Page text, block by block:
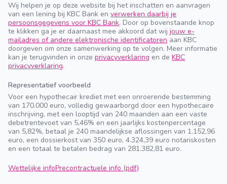
Wij helpen je op deze website bij het inschatten en aanvragen
van een lening bij KBC Bank en verwerken daarbij je
persoonsgegevens voor KBC Bank. Door op bovenstaande knop
te klikken ga je er daarnaast mee akkoord dat wij jouw e-
mailadres of andere elektronische identificatoren aan KBC
doorgeven om onze samenwerking op te volgen. Meer informatie
kan je terugvinden in onze privacyverklaring en de KBC
privacyverklaring.
Representatief voorbeeld
Voor een hypothecair krediet met een onroerende bestemming
van 170.000 euro, volledig gewaarborgd door een hypothecaire
inschrijving, met een looptijd van 240 maanden aan een vaste
debetrentevoet van 5,46% en een jaarlijks kostenpercentage
van 5,82%, betaal je 240 maandelijkse aflossingen van 1.152,96
euro, een dossierkost van 350 euro, 4.324,39 euro notariskosten
en een totaal te betalen bedrag van 281.382,81 euro.
Wettelijke infoPrecontractuele info (pdf)